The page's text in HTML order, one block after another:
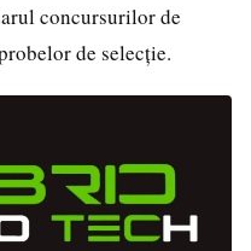
concursurilor de
de selecție.